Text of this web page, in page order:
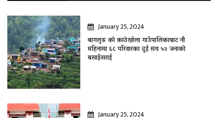
January 25, 2024
बागलुङ काे काठेखोला गाउँपालिकाबाट नौ
महिनामा ६८ परिवारका दुई सय ५२ जनाकाे
बसाइँसराई
January 25, 2024